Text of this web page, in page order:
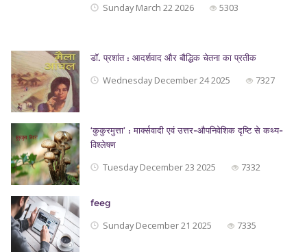
Sunday March 22 2026 5303
डॉ. प्रशांत : आदर्शवाद और बौद्धिक चेतना का प्रतीक
Wednesday December 24 2025 7327
‘कुकुरमुत्ता’ : मार्क्सवादी एवं उत्तर-औपनिवेशिक दृष्टि से कथ्य-
विश्लेषण
Tuesday December 23 2025 7332
feeg
Sunday December 21 2025 7335